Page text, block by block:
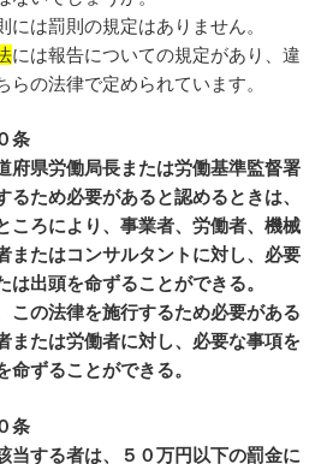
には罰則の規定はありません。
には報告についての規定があり、違
らの法律で定められています。
条
県労働局長または労働基準監督署
るため必要があると認めるときは、
ころにより、事業者、労働者、機械
またはコンサルタントに対し、必要
は出頭を命ずることができる。
の法律を施行するため必要がある
または労働者に対し、必要な事項を
ずることができる。
条
当する者は、５０万円以下の罰金に